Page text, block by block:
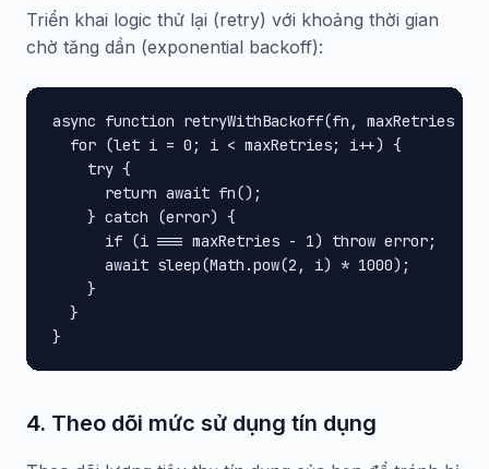
Triển khai logic thử lại (retry) với khoảng thời gian
chờ tăng dần (exponential backoff):
async function retryWithBackoff(fn, maxRetries =
  for (let i = 0; i < maxRetries; i++) {
    try {
      return await fn();
    } catch (error) {
      if (i === maxRetries - 1) throw error;
      await sleep(Math.pow(2, i) * 1000);
    }
  }
}
4. Theo dõi mức sử dụng tín dụng